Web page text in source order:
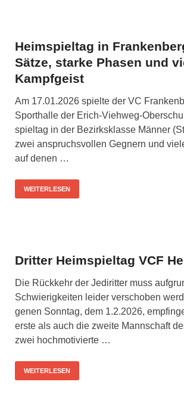
Heimspieltag in
Sätze, starke Phasen und
Kampfgeist
Am 17.01.2026 spiel­te der VC
Sport­hal­le der Erich-Vieh­­weg-
spiel­tag in der Bezirks­klas­se Män­ner
zwei anspruchs­vol­len Geg­nern und
auf denen …
WEITERLESEN
Dritter Heimspieltag VCF
Die Rück­kehr der Jedi­rit­ter muss
Schwie­rig­kei­ten lei­der ver­scho­ben
ge­nen Sonn­tag, dem 1.2.2026,
ers­te als auch die zwei­te Mann­schaft
zwei hoch­mo­ti­vier­te …
WEITERLESEN